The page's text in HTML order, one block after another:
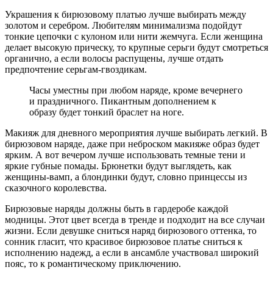
Украшения к бирюзовому платью лучше выбирать между
золотом и серебром. Любителям минимализма подойдут
тонкие цепочки с кулоном или нити жемчуга. Если женщина
делает высокую прическу, то крупные серьги будут смотреться
органично, а если волосы распущены, лучше отдать
предпочтение серьгам-гвоздикам.
Часы уместны при любом наряде, кроме вечернего
и праздничного. Пикантным дополнением к
образу будет тонкий браслет на ноге.
Макияж для дневного мероприятия лучше выбирать легкий. В
бирюзовом наряде, даже при неброском макияже образ будет
ярким. А вот вечером лучше использовать темные тени и
яркие губные помады. Брюнетки будут выглядеть, как
женщины-вамп, а блондинки будут, словно принцессы из
сказочного королевства.
Бирюзовые наряды должны быть в гардеробе каждой
модницы. Этот цвет всегда в тренде и подходит на все случаи
жизни. Если девушке сниться наряд бирюзового оттенка, то
сонник гласит, что красивое бирюзовое платье сниться к
исполнению надежд, а если в ансамбле участвовал широкий
пояс, то к романтическому приключению.